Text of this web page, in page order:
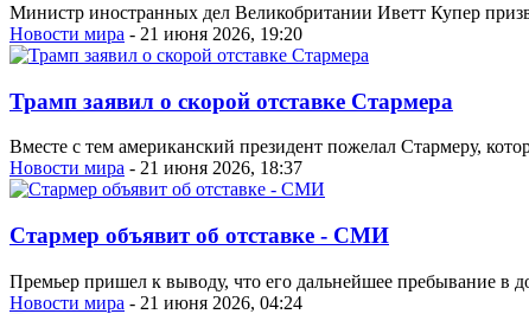
Министр иностранных дел Великобритании Иветт Купер
Новости мира - 21 июня 2026, 19:20
Трамп заявил о скорой отставке Стармера
Вместе с тем американский президент пожелал Стармеру,
Новости мира - 21 июня 2026, 18:37
Стармер объявит об отставке - СМИ
Премьер пришел к выводу, что его дальнейшее пребывание в
Новости мира - 21 июня 2026, 04:24